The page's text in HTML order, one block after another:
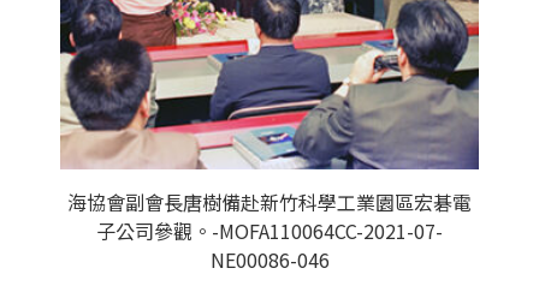
海協會副會長唐樹備赴新竹科學工業園區宏碁電
子公司參觀。-MOFA110064CC-2021-07-
NE00086-046